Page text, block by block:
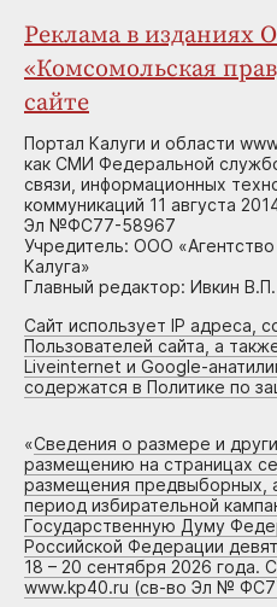
Реклама в изданиях
«Комсомольская
сайте
Портал Калуги и области
как СМИ Федеральной
связи, информационных
коммуникаций 11 августа
Эл №ФС77-58967
Учредитель: ООО
Калуга»
Главный редактор: Ивкин В.П.
Сайт использует IP адреса,
Пользователей сайта, а
Liveinternet и Google-
содержатся в Политике по
«Сведения о размере и
размещению на страницах
размещения предвыборных,
период избирательной
Государственную Думу
Российской Федерации
18 – 20 сентября 2026 года.
www.kp40.ru (св-во Эл №